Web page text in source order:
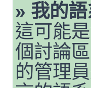
» 我的
這可能
個討論
的管理